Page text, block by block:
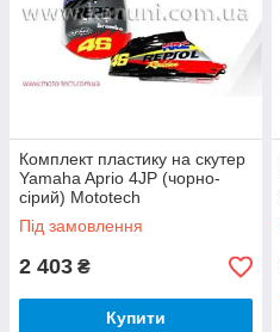
Комплект пластику на скутер
Yamaha Aprio 4JP (чорно-
сірий) Mototech
Під замовлення
2 403 ₴
Купити